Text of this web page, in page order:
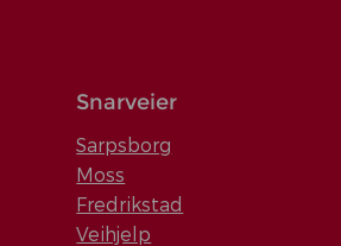
Snarveier
Sarpsborg
Moss
Fredrikstad
Veihjelp